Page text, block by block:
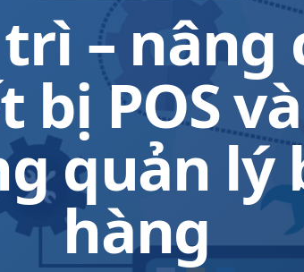
– nâng
bị POS
quản lý
hàng